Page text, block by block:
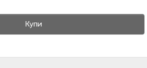
Купи